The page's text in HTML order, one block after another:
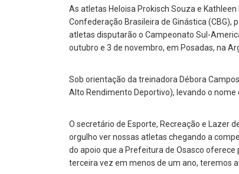
As atletas Heloisa Prokisch Souza e
Confederação Brasileira de Ginástica (CBG),
atletas disputarão o Campeonato Sul-
outubro e 3 de novembro, em Posadas, na
Sob orientação da treinadora Débora
Alto Rendimento Deportivo), levando o
O secretário de Esporte, Recreação e Lazer
orgulho ver nossas atletas chegando a
do apoio que a Prefeitura de Osasco
terceira vez em menos de um ano, teremos